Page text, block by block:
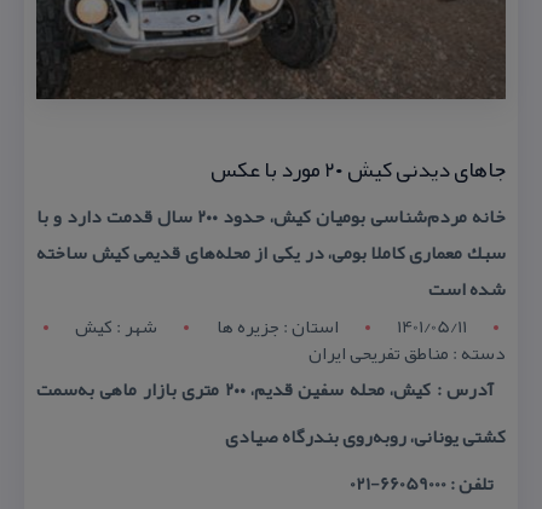
جاهای دیدنی كیش ۲۰ مورد با عكس
خانه مردم‌شناسی بومیان كیش، حدود ۲۰۰ سال قدمت دارد و با
سبك معماری كاملا بومی، در یكی از محله‌های قدیمی كیش ساخته
شده است
1401/05/11
استان : جزیره ها شهر : كیش
دسته : مناطق تفریحی ایران
آدرس : كیش، محله سفین قدیم، ۲۰۰ متری بازار ماهی به‌سمت
كشتی یونانی، روبه‌روی بندرگاه صیادی
تلفن : 66059000-021